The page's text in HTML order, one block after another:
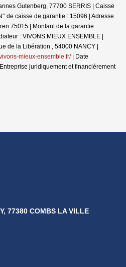
Gutenberg, 77700 SERRIS | Caisse
de caisse de garantie : 15096 | Adresse
75015 | Montant de la garantie
: VIVONS MIEUX ENSEMBLE |
de la Libération , 54000 NANCY |
mieux-ensemble.fr/| Date
Entreprise juridiquement et financièrement
77380 COMBS LA VILLE